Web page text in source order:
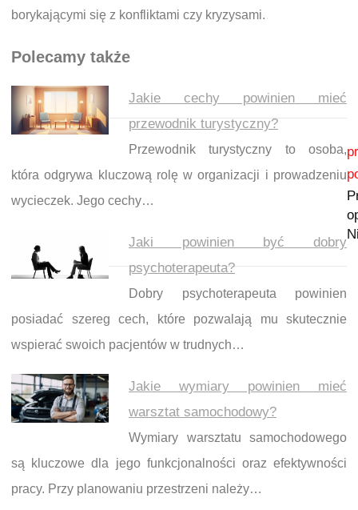
borykającymi się z konfliktami czy kryzysami.
Polecamy także
Jakie cechy powinien mieć
przewodnik turystyczny?
Przewodnik turystyczny to osoba,
która odgrywa kluczową rolę w organizacji i prowadzeniu
wycieczek. Jego cechy…
Jaki powinien być dobry
psychoterapeuta?
Dobry psychoterapeuta powinien
posiadać szereg cech, które pozwalają mu skutecznie
wspierać swoich pacjentów w trudnych…
Jakie wymiary powinien mieć
warsztat samochodowy?
Wymiary warsztatu samochodowego
są kluczowe dla jego funkcjonalności oraz efektywności
pracy. Przy planowaniu przestrzeni należy…
Nawigacja wpisu